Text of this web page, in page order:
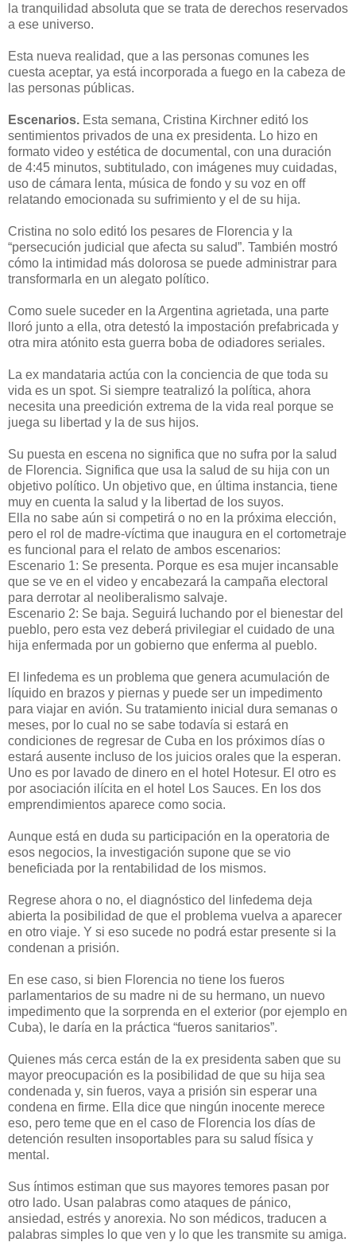
la tranquilidad absoluta que se trata de derechos reservados
a ese universo.
Esta nueva realidad, que a las personas comunes les
cuesta aceptar, ya está incorporada a fuego en la cabeza de
las personas públicas.
Escenarios. Esta semana, Cristina Kirchner editó los
sentimientos privados de una ex presidenta. Lo hizo en
formato video y estética de documental, con una duración
de 4:45 minutos, subtitulado, con imágenes muy cuidadas,
uso de cámara lenta, música de fondo y su voz en off
relatando emocionada su sufrimiento y el de su hija.
Cristina no solo editó los pesares de Florencia y la
“persecución judicial que afecta su salud”. También mostró
cómo la intimidad más dolorosa se puede administrar para
transformarla en un alegato político.
Como suele suceder en la Argentina agrietada, una parte
lloró junto a ella, otra detestó la impostación prefabricada y
otra mira atónito esta guerra boba de odiadores seriales.
La ex mandataria actúa con la conciencia de que toda su
vida es un spot. Si siempre teatralizó la política, ahora
necesita una preedición extrema de la vida real porque se
juega su libertad y la de sus hijos.
Su puesta en escena no significa que no sufra por la salud
de Florencia. Significa que usa la salud de su hija con un
objetivo político. Un objetivo que, en última instancia, tiene
muy en cuenta la salud y la libertad de los suyos.
Ella no sabe aún si competirá o no en la próxima elección,
pero el rol de madre-víctima que inaugura en el cortometraje
es funcional para el relato de ambos escenarios:
Escenario 1: Se presenta. Porque es esa mujer incansable
que se ve en el video y encabezará la campaña electoral
para derrotar al neoliberalismo salvaje.
Escenario 2: Se baja. Seguirá luchando por el bienestar del
pueblo, pero esta vez deberá privilegiar el cuidado de una
hija enfermada por un gobierno que enferma al pueblo.
El linfedema es un problema que genera acumulación de
líquido en brazos y piernas y puede ser un impedimento
para viajar en avión. Su tratamiento inicial dura semanas o
meses, por lo cual no se sabe todavía si estará en
condiciones de regresar de Cuba en los próximos días o
estará ausente incluso de los juicios orales que la esperan.
Uno es por lavado de dinero en el hotel Hotesur. El otro es
por asociación ilícita en el hotel Los Sauces. En los dos
emprendimientos aparece como socia.
Aunque está en duda su participación en la operatoria de
esos negocios, la investigación supone que se vio
beneficiada por la rentabilidad de los mismos.
Regrese ahora o no, el diagnóstico del linfedema deja
abierta la posibilidad de que el problema vuelva a aparecer
en otro viaje. Y si eso sucede no podrá estar presente si la
condenan a prisión.
En ese caso, si bien Florencia no tiene los fueros
parlamentarios de su madre ni de su hermano, un nuevo
impedimento que la sorprenda en el exterior (por ejemplo en
Cuba), le daría en la práctica “fueros sanitarios”.
Quienes más cerca están de la ex presidenta saben que su
mayor preocupación es la posibilidad de que su hija sea
condenada y, sin fueros, vaya a prisión sin esperar una
condena en firme. Ella dice que ningún inocente merece
eso, pero teme que en el caso de Florencia los días de
detención resulten insoportables para su salud física y
mental.
Sus íntimos estiman que sus mayores temores pasan por
otro lado. Usan palabras como ataques de pánico,
ansiedad, estrés y anorexia. No son médicos, traducen a
palabras simples lo que ven y lo que les transmite su amiga.